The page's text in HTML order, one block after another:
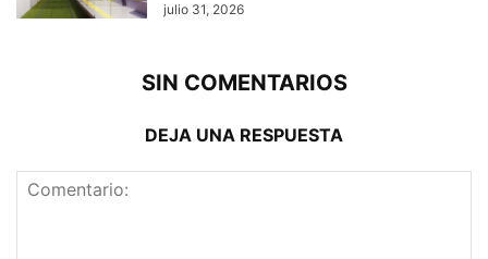
julio 31, 2026
SIN COMENTARIOS
DEJA UNA RESPUESTA